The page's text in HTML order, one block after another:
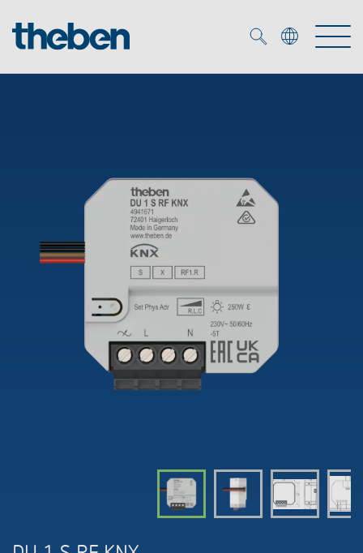
Smart Home
Détecteurs de présence et de mouvement
Spots LED
Solutions OEM
Experts OEM
Références
Contrôle du temps et de la lumière
Commande d'éclairage DALI-2
Systèmes KNX
Détecteurs de présence et de mouvement
Médiathèque
Catalogues et prospectus
Communiqué de presse
BIM-Portail
Theben AG
Distribution dans le monde